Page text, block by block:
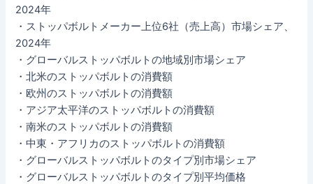
2024年
・ストッパボルトメーカー上位6社（売上高）市場シェア、
2024年
・グローバルストッパボルトの地域別市場シェア
・北米のストッパボルトの消費額
・欧州のストッパボルトの消費額
・アジア太平洋のストッパボルトの消費額
・南米のストッパボルトの消費額
・中東・アフリカのストッパボルトの消費額
・グローバルストッパボルトのタイプ別市場シェア
・グローバルストッパボルトのタイプ別平均価格